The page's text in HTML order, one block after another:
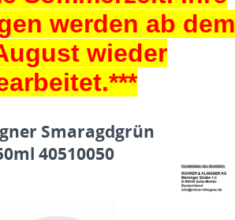
werden ab dem
wieder
Smaragdgrün
40510050